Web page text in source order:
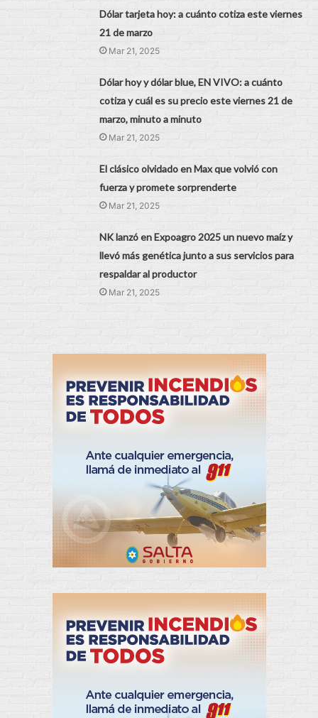
Dólar tarjeta hoy: a cuánto cotiza este viernes
21 de marzo
Mar 21, 2025
Dólar hoy y dólar blue, EN VIVO: a cuánto
cotiza y cuál es su precio este viernes 21 de
marzo, minuto a minuto
Mar 21, 2025
El clásico olvidado en Max que volvió con
fuerza y promete sorprenderte
Mar 21, 2025
NK lanzó en Expoagro 2025 un nuevo maíz y
llevó más genética junto a sus servicios para
respaldar al productor
Mar 21, 2025